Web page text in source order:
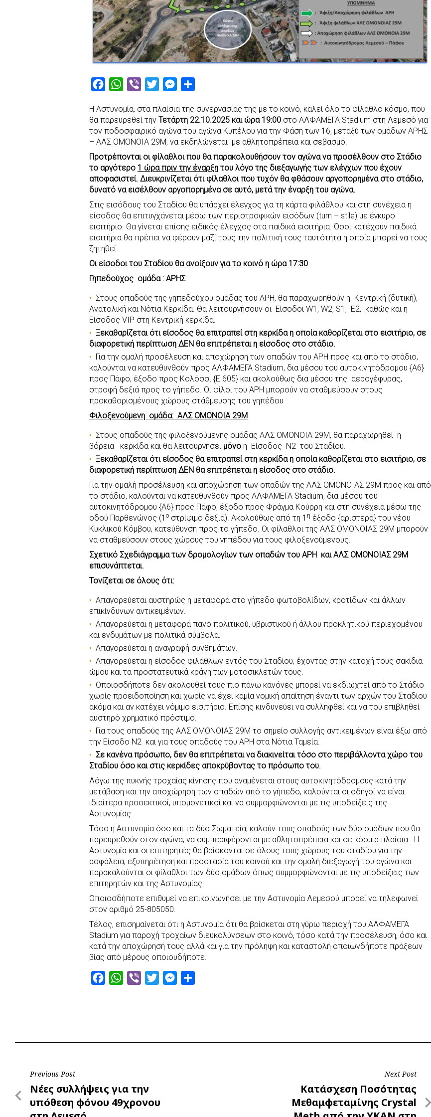
c
e
b
o
o
k
W
a
t
s
A
p
p
b
e
r
i
t
t
e
r
s
s
e
n
g
e
r
a
r
e
Η Αστυνομία, στα πλαίσια της συνεργασίας της με το κοινό, καλεί όλο το φίλαθλο κόσμο, που
θα παρευρεθεί την Τετάρτη 22.10.2025 και ώρα 19:00 στο ΑΛΦΑΜΕΓΑ Stadium στη Λεμεσό για
τον ποδοσφαιρικό αγώνα του αγώνα Κυπέλου για την Φάση των 16, μεταξύ των ομάδων ΑΡΗΣ
– ΑΛΣ ΟΜΟΝΟΙΑ 29Μ, να εκδηλώνεται με αθλητοπρέπεια και σεβασμό.
Προτρέπονται οι φίλαθλοι που θα παρακολουθήσουν τον αγώνα να προσέλθουν στο Στάδιο
το αργότερο 1 ώρα πριν την έναρξη του λόγο της διεξαγωγής των ελέγχων που έχουν
αποφασιστεί. Διευκρινίζεται ότι φίλαθλοι που τυχόν θα φθάσουν αργοπορημένα στο στάδιο,
δυνατό να εισέλθουν αργοπορημένα σε αυτό, μετά την έναρξη του αγώνα.
Στις εισόδους του Σταδίου θα υπάρχει έλεγχος για τη κάρτα φιλάθλου και στη συνέχεια η
είσοδος θα επιτυγχάνεται μέσω των περιστροφικών εισόδων (turn – stile) με έγκυρο
εισιτήριο. Θα γίνεται επίσης ειδικός έλεγχος στα παιδικά εισιτήρια. Όσοι κατέχουν παιδικά
εισιτήρια θα πρέπει να φέρουν μαζί τους την πολιτική τους ταυτότητα η οποία μπορεί να τους
ζητηθεί.
Οι είσοδοι του Σταδίου θα ανοίξουν για το κοινό η ώρα 17:30.
Γηπεδούχος ομάδα : ΑΡΗΣ
Στους οπαδούς της γηπεδούχου ομάδας του ΑΡΗ, θα παραχωρηθούν η Κεντρική (δυτική),
Ανατολική και Νότια Κερκίδα. Θα λειτουργήσουν οι Είσοδοι W1, W2, S1, Ε2, καθώς και η
Είσοδος VIP στη Κεντρική κερκίδα.
Ξεκαθαρίζεται ότι είσοδος θα επιτραπεί στη κερκίδα η οποία καθορίζεται στο εισιτήριο, σε
διαφορετική περίπτωση ΔΕΝ θα επιτρέπεται η είσοδος στο στάδιο.
Για την ομαλή προσέλευση και αποχώρηση των οπαδών του ΑΡΗ προς και από το στάδιο,
καλούνται να κατευθυνθούν προς ΑΛΦΑΜΕΓΑ Stadium, δια μέσου του αυτοκινητόδρομου {Α6}
προς Πάφο, έξοδο προς Κολόσσι {Ε 605} και ακολούθως δια μέσου της αερογέφυρας,
στροφή δεξιά προς το γήπεδο. Οι φίλοι του ΑΡΗ μπορούν να σταθμεύσουν στους
προκαθορισμένους χώρους στάθμευσης του γηπέδου
Φιλοξενούμενη ομάδα: ΑΛΣ ΟΜΟΝΟΙΑ 29Μ
Στους οπαδούς της φιλοξενούμενης ομάδας ΑΛΣ ΟΜΟΝΟΙΑ 29Μ, θα παραχωρηθεί η
βόρεια κερκίδα και θα λειτουργήσει μόνο η Είσοδος Ν2 του Σταδίου.
Ξεκαθαρίζεται ότι είσοδος θα επιτραπεί στη κερκίδα η οποία καθορίζεται στο εισιτήριο, σε
διαφορετική περίπτωση ΔΕΝ θα επιτρέπεται η είσοδος στο στάδιο.
Για την ομαλή προσέλευση και αποχώρηση των οπαδών της ΑΛΣ ΟΜΟΝΟΙΑΣ 29Μ προς και από
το στάδιο, καλούνται να κατευθυνθούν προς ΑΛΦΑΜΕΓΑ Stadium, δια μέσου του
αυτοκινητόδρομου {Α6} προς Πάφο, έξοδο προς Φράγμα Κούρρη και στη συνέχεια μέσω της
οδού Παρθενώνος (1 ο στρίψιμο δεξιά). Ακολούθως από τη 1 η έξοδο {αριστερά} του νέου
Κυκλικού Κόμβου, κατεύθυνση προς το γήπεδο. Οι φίλαθλοι της ΑΛΣ ΟΜΟΝΟΙΑΣ 29Μ μπορούν
να σταθμεύσουν στους χώρους του γηπέδου για τους φιλοξενούμενους.
Σχετικό Σχεδιάγραμμα των δρομολογίων των οπαδών του ΑΡΗ και ΑΛΣ ΟΜΟΝΟΙΑΣ 29Μ
επισυνάπτεται.
Τονίζεται σε όλους ότι:
Απαγορεύεται αυστηρώς η μεταφορά στο γήπεδο φωτοβολίδων, κροτίδων και άλλων
επικίνδυνων αντικειμένων.
Απαγορεύεται η μεταφορά πανό πολιτικού, υβριστικού ή άλλου προκλητικού περιεχομένου
και ενδυμάτων με πολιτικά σύμβολα.
Απαγορεύεται η αναγραφή συνθημάτων.
Απαγορεύεται η είσοδος φιλάθλων εντός του Σταδίου, έχοντας στην κατοχή τους σακίδια
ώμου και τα προστατευτικά κράνη των μοτοσικλετών τους.
Οποιοσδήποτε δεν ακολουθεί τους πιο πάνω κανόνες μπορεί να εκδιωχτεί από το Στάδιο
χωρίς προειδοποίηση και χωρίς να έχει καμία νομική απαίτηση έναντι των αρχών του Σταδίου
ακόμα και αν κατέχει νόμιμο εισιτήριο. Επίσης κινδυνεύει να συλληφθεί και να του επιβληθεί
αυστηρό χρηματικό πρόστιμο.
Για τους οπαδούς της ΑΛΣ ΟΜΟΝΟΙΑΣ 29Μ το σημείο συλλογής αντικειμένων είναι έξω από
την Είσοδο Ν2 και για τους οπαδούς του ΑΡΗ στα Νότια Ταμεία.
Σε κανένα πρόσωπο, δεν θα επιτρέπεται να διακινείται τόσο στο περιβάλλοντα χώρο του
Σταδίου όσο και στις κερκίδες αποκρύβοντας το πρόσωπο του.
Λόγω της πυκνής τροχαίας κίνησης που αναμένεται στους αυτοκινητόδρομους κατά την
μετάβαση και την αποχώρηση των οπαδών από το γήπεδο, καλούνται οι οδηγοί να είναι
ιδιαίτερα προσεκτικοί, υπομονετικοί και να συμμορφώνονται με τις υποδείξεις της
Αστυνομίας.
Τόσο η Αστυνομία όσο και τα δύο Σωματεία, καλούν τους οπαδούς των δύο ομάδων που θα
παρευρεθούν στον αγώνα, να συμπεριφέρονται με αθλητοπρέπεια και σε κόσμια πλαίσια. Η
Αστυνομία και οι επιτηρητές θα βρίσκονται σε όλους τους χώρους του σταδίου για την
ασφάλεια, εξυπηρέτηση και προστασία του κοινού και την ομαλή διεξαγωγή του αγώνα και
παρακαλούνται οι φίλαθλοι των δύο ομάδων όπως συμμορφώνονται με τις υποδείξεις των
επιτηρητών και της Αστυνομίας.
Οποιοσδήποτε επιθυμεί να επικοινωνήσει με την Αστυνομία Λεμεσού μπορεί να τηλεφωνεί
στον αριθμό 25-805050.
Τέλος, επισημαίνεται ότι η Αστυνομία ότι θα βρίσκεται στη γύρω περιοχή του ΑΛΦΑΜΕΓΑ
Stadium για παροχή τροχαίων διευκολύνσεων στο κοινό, τόσο κατά την προσέλευση, όσο και
κατά την αποχώρησή τους αλλά και για την πρόληψη και καταστολή οποιωνδήποτε πράξεων
βίας από μέρους οποιουδήποτε.
W
Post
navigation
Previous Post
Previous
Post
Νέες συλλήψεις για την
υπόθεση φόνου 49χρονου
Next Post
Next
Post
Κατάσχεση Ποσότητας
Μεθαμφεταμίνης Crystal